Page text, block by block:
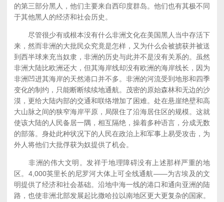
的第三部分黑人，他们主要来自西印度群岛。他们也有其极不同
于其他黑人的经济和社会历史。
尽管很少有或根本没有什么非洲文化在美国黑人当中存活下
来，然而非洲的大批民众究竟是怎样，又为什么会被掳获并被送
到西半球来充当奴隶，非洲的历史与此并不是没有关系的。虽然
非洲大陆比欧洲还大，但其海岸线却没有欧洲的海岸线长，因为
非洲凹进其海岸的天然港口并不多。非洲的河流受到地形和四季
变化的制约，只能断断续续地通航。茂密的原始森林和无边的沙
漠，更给大陆内部的交通和联络增加了困难。处在悬崖绝壁和高
大山脉之间的狭窄海岸平原，局限住了沿海居住区的规模。这就
使该大陆的人民备居一隅，相互隔绝，操着多种语言，分成无数
的部落。身处此种状况下的人民在政治上和军事上易受攻击，为
外人将他们大批俘获为奴提供了机会。
非洲的伟大文明。发祥于地理障碍没有上述那样严重的地
区。4,000英里长的尼罗河大体上可全线通航——为古埃及的文
明提供了经济和社会基础。沿地中海一线的港口和通向亚洲的陆
路，也使非洲北部发展起比撒哈拉以南地区更大更复杂的国家。